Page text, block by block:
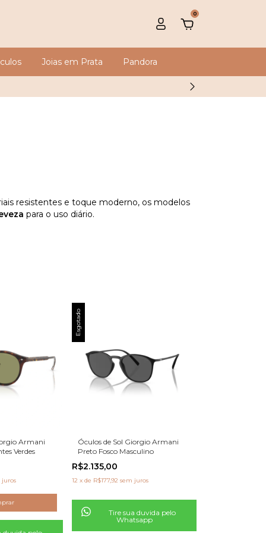
0
Joias em Prata Pandora
para o uso diário.
conforto e identidade.
Armani
Verdes
juros
Esgotado
Óculos de Sol Giorgio Armani
Preto Fosco Masculino
R$2.135,00
12 x de R$177,92 sem juros
Tire sua duvida pelo
Whatsapp